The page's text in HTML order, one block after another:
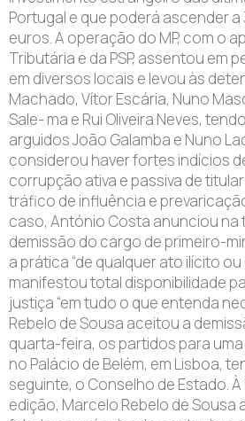
Portugal e que poderá ascender a
euros. A operação do MP, com o
Tributária e da PSP, assentou em
em diversos locais e levou às
Machado, Vítor Escária, Nuno
Sale- ma e Rui Oliveira Neves,
arguidos João Galamba e Nuno
considerou haver fortes indícios
corrupção ativa e passiva de
tráfico de influência e
caso, António Costa anunciou na
demissão do cargo de primeiro-
a prática “de qualquer ato ilícito ou
manifestou total disponibilidade
justiça “em tudo o que entenda
Rebelo de Sousa aceitou a
quarta-feira, os partidos para
no Palácio de Belém, em Lisboa,
seguinte, o Conselho de Estado.
edição, Marcelo Rebelo de Sousa